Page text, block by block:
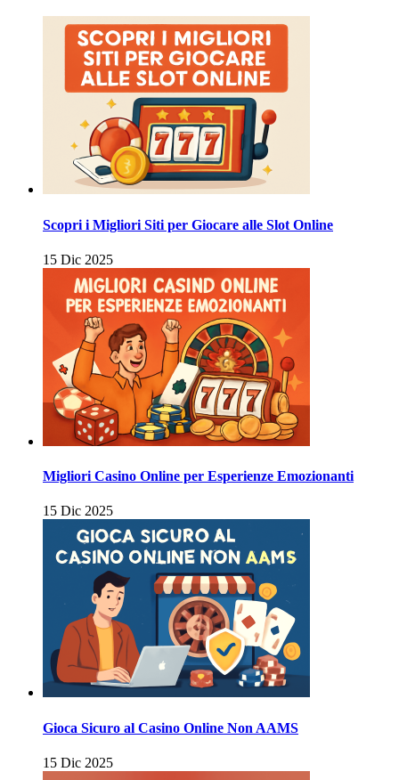
Scopri i Migliori Siti per Giocare alle Slot Online
15 Dic 2025
Migliori Casino Online per Esperienze Emozionanti
15 Dic 2025
Gioca Sicuro al Casino Online Non AAMS
15 Dic 2025